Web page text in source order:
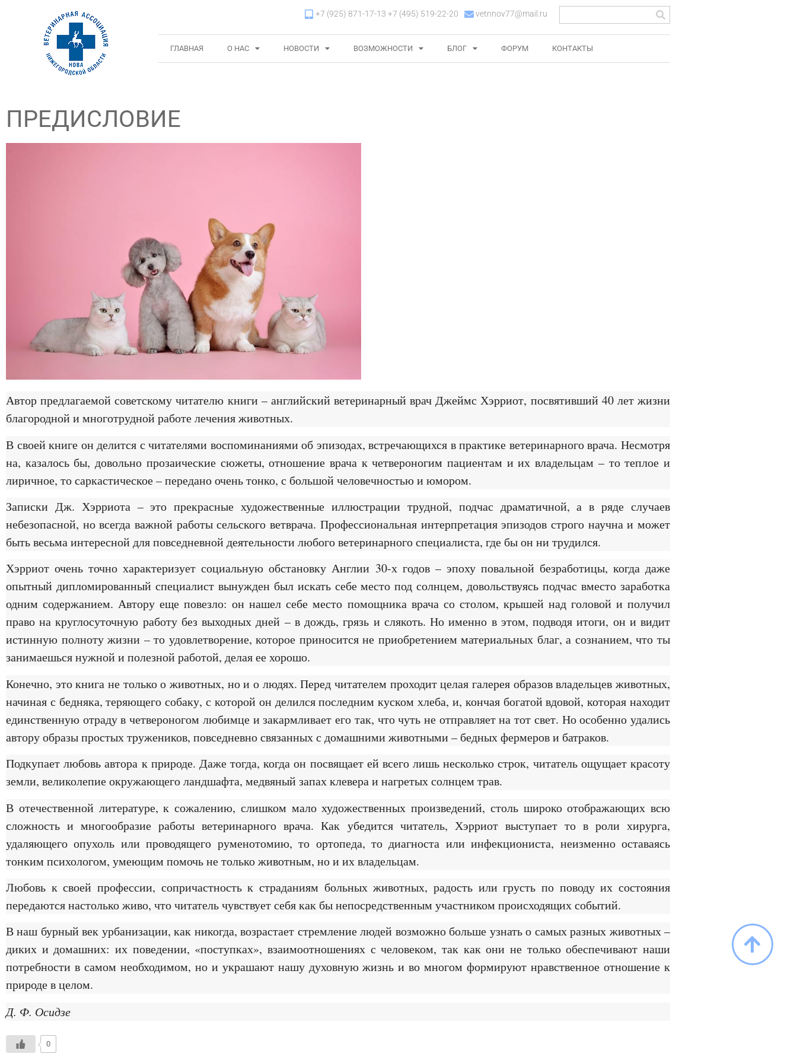
+7 (925) 871-17-13 +7 (495) 519-22-20 vetnnov77@mail.ru
ГЛАВНАЯ О НАС НОВОСТИ ВОЗМОЖНОСТИ БЛОГ ФОРУМ КОНТАКТЫ
ПРЕДИСЛОВИЕ
Автор предлагаемой советскому читателю книги – английский ветеринарный врач Джеймс Хэрриот, посвятивший 40 лет жизни
благородной и многотрудной работе лечения животных.
В своей книге он делится с читателями воспоминаниями об эпизодах, встречающихся в практике ветеринарного врача. Несмотря
на, казалось бы, довольно прозаические сюжеты, отношение врача к четвероногим пациентам и их владельцам – то теплое и
лиричное, то саркастическое – передано очень тонко, с большой человечностью и юмором.
Записки Дж. Хэрриота – это прекрасные художественные иллюстрации трудной, подчас драматичной, а в ряде случаев
небезопасной, но всегда важной работы сельского ветврача. Профессиональная интерпретация эпизодов строго научна и может
быть весьма интересной для повседневной деятельности любого ветеринарного специалиста, где бы он ни трудился.
Хэрриот очень точно характеризует социальную обстановку Англии 30-х годов – эпоху повальной безработицы, когда даже
опытный дипломированный специалист вынужден был искать себе место под солнцем, довольствуясь подчас вместо заработка
одним содержанием. Автору еще повезло: он нашел себе место помощника врача со столом, крышей над головой и получил
право на круглосуточную работу без выходных дней – в дождь, грязь и слякоть. Но именно в этом, подводя итоги, он и видит
истинную полноту жизни – то удовлетворение, которое приносится не приобретением материальных благ, а сознанием, что ты
занимаешься нужной и полезной работой, делая ее хорошо.
Конечно, это книга не только о животных, но и о людях. Перед читателем проходит целая галерея образов владельцев животных,
начиная с бедняка, теряющего собаку, с которой он делился последним куском хлеба, и, кончая богатой вдовой, которая находит
единственную отраду в четвероногом любимце и закармливает его так, что чуть не отправляет на тот свет. Но особенно удались
автору образы простых тружеников, повседневно связанных с домашними животными – бедных фермеров и батраков.
Подкупает любовь автора к природе. Даже тогда, когда он посвящает ей всего лишь несколько строк, читатель ощущает красоту
земли, великолепие окружающего ландшафта, медвяный запах клевера и нагретых солнцем трав.
В отечественной литературе, к сожалению, слишком мало художественных произведений, столь широко отображающих всю
сложность и многообразие работы ветеринарного врача. Как убедится читатель, Хэрриот выступает то в роли хирурга,
удаляющего опухоль или проводящего руменотомию, то ортопеда, то диагноста или инфекциониста, неизменно оставаясь
тонким психологом, умеющим помочь не только животным, но и их владельцам.
Любовь к своей профессии, сопричастность к страданиям больных животных, радость или грусть по поводу их состояния
передаются настолько живо, что читатель чувствует себя как бы непосредственным участником происходящих событий.
В наш бурный век урбанизации, как никогда, возрастает стремление людей возможно больше узнать о самых разных животных –
диких и домашних: их поведении, «поступках», взаимоотношениях с человеком, так как они не только обеспечивают наши
потребности в самом необходимом, но и украшают нашу духовную жизнь и во многом формируют нравственное отношение к
природе в целом.
Д. Ф. Осидзе
0